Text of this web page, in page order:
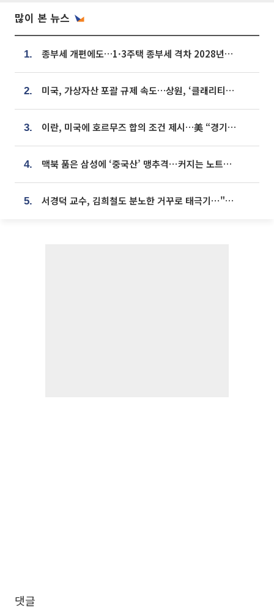
많이 본 뉴스
1. 종부세 개편에도…1·3주택 종부세 격차 2028년부터 확대
2. 미국, 가상자산 포괄 규제 속도…상원, ‘클래리티법’ 9월 절차투표 추진
3. 이란, 미국에 호르무즈 합의 조건 제시…美 “경기 아직 안 끝나” [종합]
4. 맥북 품은 삼성에 ‘중국산’ 맹추격⋯커지는 노트북 OLED 시장
5. 서경덕 교수, 김희철도 분노한 거꾸로 태극기⋯"엉터리는 아냐, 아쉬울 뿐"
댓글